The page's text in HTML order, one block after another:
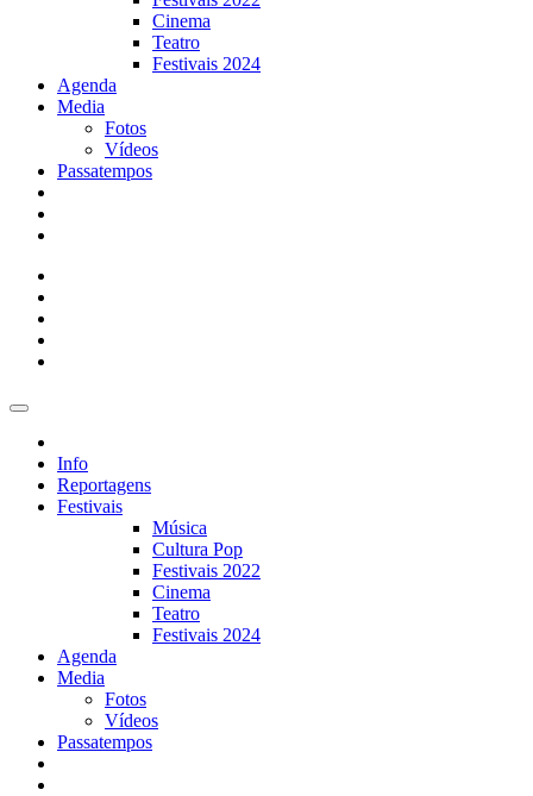
Cinema
Teatro
Festivais 2024
Agenda
Media
Fotos
Vídeos
Passatempos
Info
Reportagens
Festivais
Música
Cultura Pop
Festivais 2022
Cinema
Teatro
Festivais 2024
Agenda
Media
Fotos
Vídeos
Passatempos